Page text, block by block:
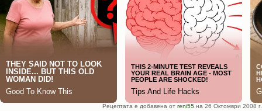
Рецептата е добавена от reni55 на 26 Октомври 2008 г.